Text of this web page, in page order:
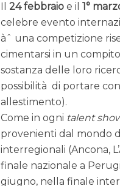
Il24 febbraio e il1°
celebre evento
àˆ una competizione
cimentarsi in un
sostanza delle loro
possibilità di portare
allestimento).
Come in ogni talent
provenienti dal mondo
interregionali (Ancona,
finale nazionale a
giugno, nella finale